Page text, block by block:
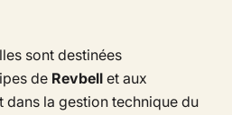
sont destinées
de Revbell et aux
dans la gestion technique du